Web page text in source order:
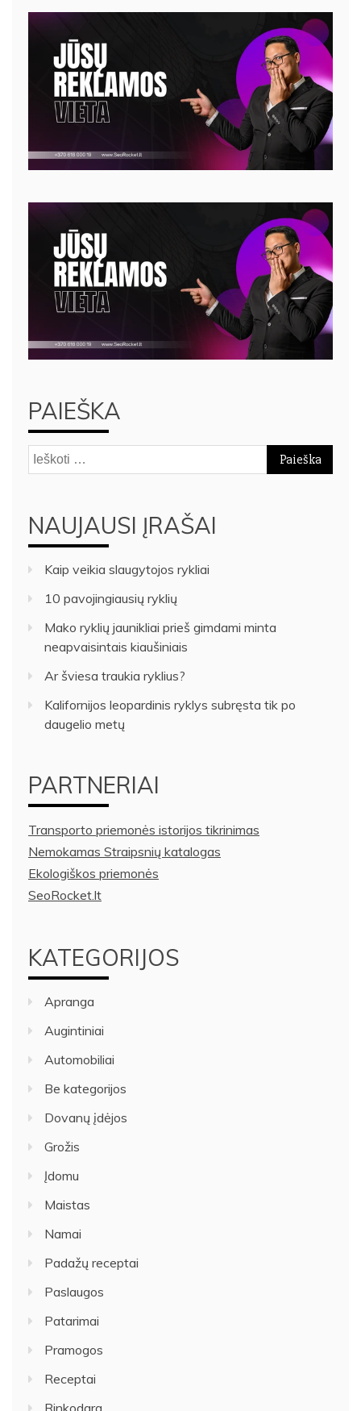
PAIEŠKA
Ieškoti:
NAUJAUSI ĮRAŠAI
Kaip veikia slaugytojos rykliai
10 pavojingiausių ryklių
Mako ryklių jaunikliai prieš gimdami minta
neapvaisintais kiaušiniais
Ar šviesa traukia ryklius?
Kalifornijos leopardinis ryklys subręsta tik po
daugelio metų
PARTNERIAI
Transporto priemonės istorijos tikrinimas
Nemokamas Straipsnių katalogas
Ekologiškos priemonės
SeoRocket.lt
KATEGORIJOS
Apranga
Augintiniai
Automobiliai
Be kategorijos
Dovanų įdėjos
Grožis
Įdomu
Maistas
Namai
Padažų receptai
Paslaugos
Patarimai
Pramogos
Receptai